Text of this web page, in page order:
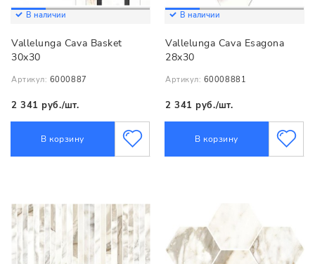
В наличии
Vallelunga Cava Basket
30x30
Артикул: 6000887
2 341 руб./шт.
В корзину
В наличии
Vallelunga Cava Esagona
28x30
Артикул: 60008881
2 341 руб./шт.
В корзину